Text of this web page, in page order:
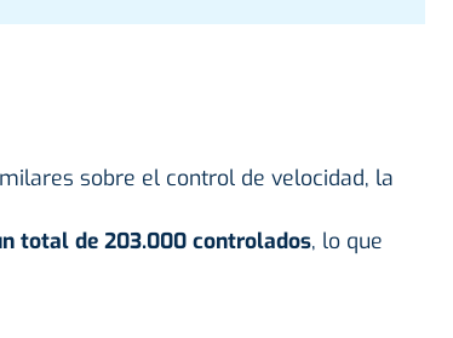
sobre el control de velocidad, la
total de 203.000 controlados, lo que